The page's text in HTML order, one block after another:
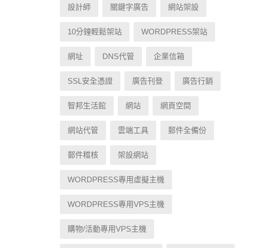
設計師 關鍵字廣告 網站架設
10分鐘輕鬆架站 WORDPRESS架站
網址 DNS代管 企業信箱
SSL安全憑證 廣告刊登 廣告行銷
智邦生活館 網站 網頁空間
網站代管 雲端工具 郵件全備份
郵件稽核 架設網站
WORDPRESS專用虛擬主機
WORDPRESS專用VPS主機
購物/活動專用VPS主機